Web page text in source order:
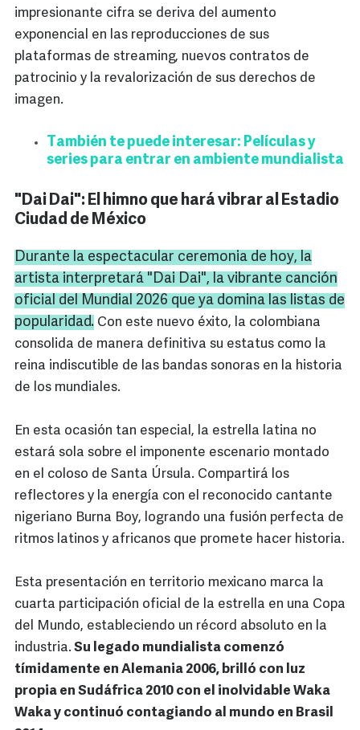
impresionante cifra se deriva del aumento
exponencial en las reproducciones de sus
plataformas de streaming, nuevos contratos de
patrocinio y la revalorización de sus derechos de
imagen.
También te puede interesar: Películas y
series para entrar en ambiente mundialista
"Dai Dai": El himno que hará vibrar al Estadio
Ciudad de México
Durante la espectacular ceremonia de hoy, la
artista interpretará "Dai Dai", la vibrante canción
oficial del Mundial 2026 que ya domina las listas de
popularidad. Con este nuevo éxito, la colombiana
consolida de manera definitiva su estatus como la
reina indiscutible de las bandas sonoras en la historia
de los mundiales.
En esta ocasión tan especial, la estrella latina no
estará sola sobre el imponente escenario montado
en el coloso de Santa Úrsula. Compartirá los
reflectores y la energía con el reconocido cantante
nigeriano Burna Boy, logrando una fusión perfecta de
ritmos latinos y africanos que promete hacer historia.
Esta presentación en territorio mexicano marca la
cuarta participación oficial de la estrella en una Copa
del Mundo, estableciendo un récord absoluto en la
industria. Su legado mundialista comenzó
tímidamente en Alemania 2006, brilló con luz
propia en Sudáfrica 2010 con el inolvidable Waka
Waka y continuó contagiando al mundo en Brasil